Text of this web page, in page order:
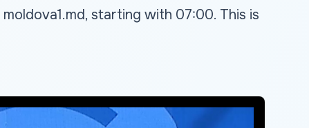
moldova1.md, starting with 07:00. This is